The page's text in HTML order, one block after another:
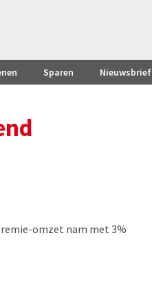
Sparen Nieuwsbrief
omzet nam met 3%